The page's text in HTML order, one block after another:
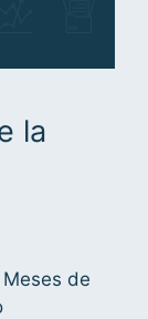
la
de